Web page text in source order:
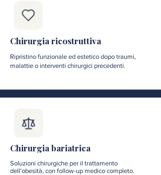
Chirurgia ricostruttiva
Ripristino funzionale ed estetico dopo traumi,
malattie o interventi chirurgici precedenti.
Chirurgia bariatrica
Soluzioni chirurgiche per il trattamento
dell'obesità, con follow-up medico completo.